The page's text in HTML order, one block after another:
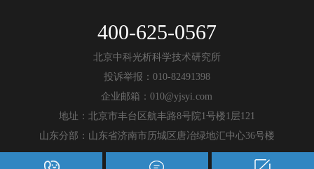
400-625-0567
北京中科光析科学技术研究所
投诉举报：010-82491398
企业邮箱：010@yjsyi.com
地址：北京市丰台区航丰路8号院1号楼1层121
山东分部：山东省济南市历城区唐冶绿地汇中心36号楼